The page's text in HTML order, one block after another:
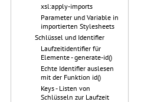
xsl:apply-imports
Parameter und Variable in
importierten Stylesheets
Schlüssel und Identifier
Laufzeitidentifier für
Elemente - generate-id()
Echte Identifier auslesen
mit der Funktion id()
Keys - Listen von
Schlüsseln zur Laufzeit